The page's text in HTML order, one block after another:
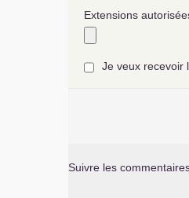
Extensions
Je veux recevoir
Suivre les